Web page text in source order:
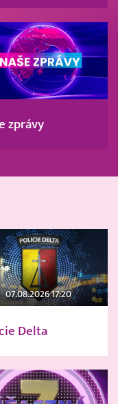
zprávy
07.08.2026 17:20
Delta